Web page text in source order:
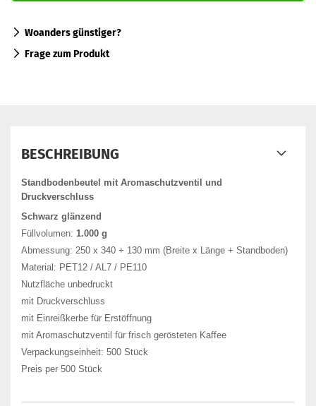
Woanders günstiger?
Frage zum Produkt
BESCHREIBUNG
Standbodenbeutel mit Aromaschutzventil und
Druckverschluss
Schwarz glänzend
Füllvolumen: 1.000 g
Abmessung: 250 x 340 + 130 mm (Breite x Länge + Standboden)
Material: PET12 / AL7 / PE110
Nutzfläche unbedruckt
mit Druckverschluss
mit Einreißkerbe für Erstöffnung
mit Aromaschutzventil für frisch gerösteten Kaffee
Verpackungseinheit: 500 Stück
Preis per 500 Stück